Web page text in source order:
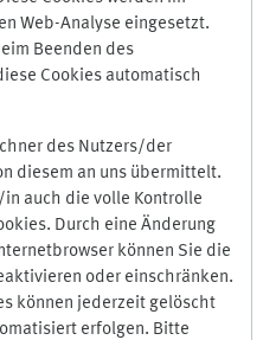
Web-Analyse eingesetzt.
Beenden des
Cookies automatisch
des Nutzers/der
diesem an uns übermittelt.
auch die volle Kontrolle
Durch eine Änderung
können Sie die
oder einschränken.
können jederzeit gelöscht
erfolgen. Bitte